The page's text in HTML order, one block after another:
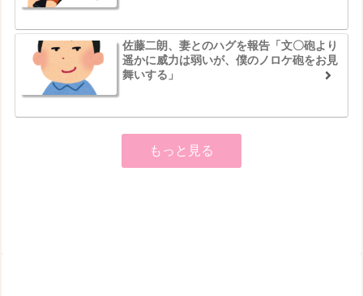
佐藤二朗、妻とのハグを報告「文〇砲より
遥かに威力は弱いが、僕のノロケ砲をお見
舞いする」
もっと見る